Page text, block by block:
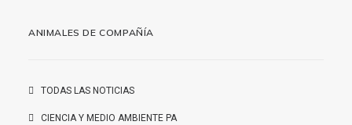
ANIMALES DE COMPAÑÍA
TODAS LAS NOTICIAS
CIENCIA Y MEDIO AMBIENTE PA